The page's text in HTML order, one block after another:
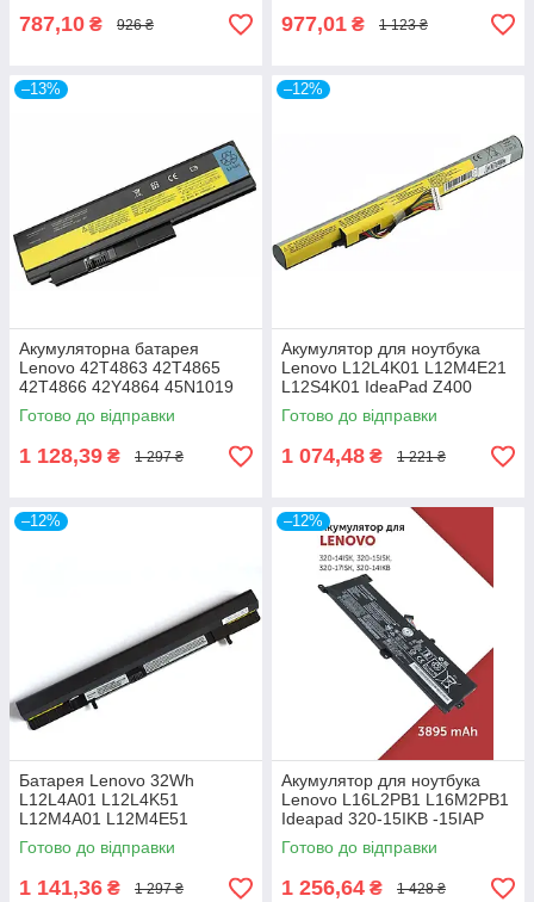
787,10 ₴ 926 ₴ 977,01 ₴ 1 123 ₴
–13%
Акумуляторна батарея
Lenovo 42T4863 42T4865
42T4866 42Y4864 45N1019
ThinkPad X220 X220i (LG/
SAMSUNG/ SANYO)
Готово до відправки
1 128,39 ₴ 1 297 ₴
–12%
Акумулятор для ноутбука
Lenovo L12L4K01 L12M4E21
L12S4K01 IdeaPad Z400
Z410 Z500 Z500A Z505 Z510
P400 P500, 14.4V, 2600mAh
Готово до відправки
1 074,48 ₴ 1 221 ₴
–12%
Батарея Lenovo 32Wh
L12L4A01 L12L4K51
L12M4A01 L12M4E51
L12M4K51 L12S4F01
L12S4K51 IdeaPad Flex 14 15
S500
Готово до відправки
1 141,36 ₴ 1 297 ₴
–12%
Акумулятор для ноутбука
Lenovo L16L2PB1 L16M2PB1
Ideapad 320-15IKB -15IAP
-15AST -15ABR -14ABR 520-
15IKBR
Готово до відправки
1 256,64 ₴ 1 428 ₴